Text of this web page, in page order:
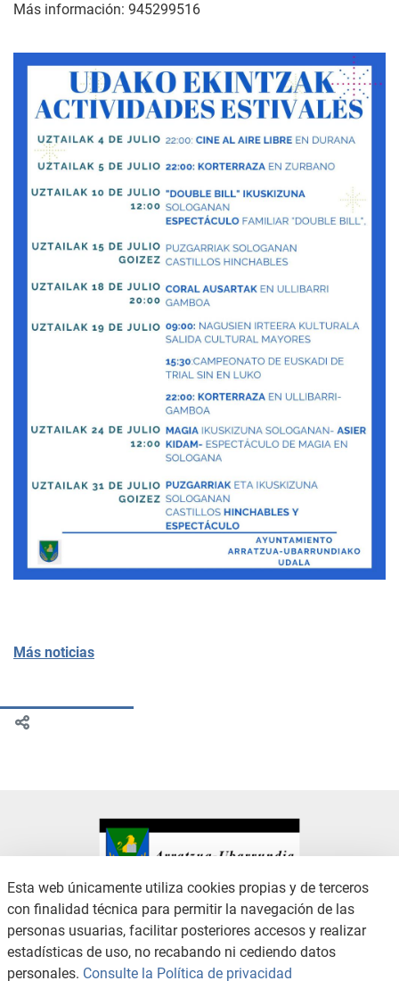
Más información: 945299516
Más noticias
CONTACTO
AVISO LEGAL
CANAL DE DENUNCIAS
POLÍTICA DE PRIVACIDAD
POLÍTICA DE COOKIES
ACCESIBILIDAD
Esta web únicamente utiliza cookies propias y de terceros
con finalidad técnica para permitir la navegación de las
personas usuarias, facilitar posteriores accesos y realizar
estadísticas de uso, no recabando ni cediendo datos
personales. Consulte la Política de privacidad